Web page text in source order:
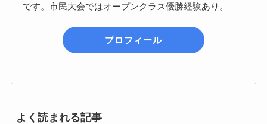
です。市民大会ではオープンクラス優勝経験あり。
プロフィール
よく読まれる記事